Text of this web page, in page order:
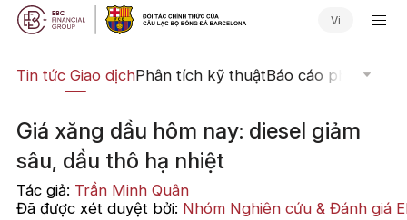
Vi
Tin tức Giao dịchPhân tích kỹ thuậtBáo cáo phân tích
Giá xăng dầu hôm nay: diesel giảm
sâu, dầu thô hạ nhiệt
Tác giả: Trần Minh Quân
Đã được xét duyệt bởi: Nhóm Nghiên cứu & Đánh giá